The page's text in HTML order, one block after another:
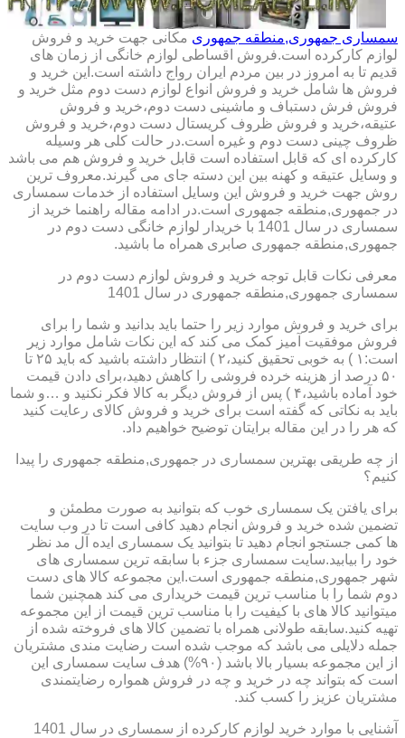
سمساری جمهوری,منطقه جمهوری مکانی جهت خرید و فروش
لوازم کارکرده است.فروش اقساطی لوازم خانگی از زمان های
قدیم تا به امروز در بین مردم ایران رواج داشته است.این خرید و
فروش ها شامل خرید و فروش انواع لوازم دست دوم مثل خرید و
فروش فرش دستباف و ماشینی دست دوم،خرید و فروش
عتیقه،خرید و فروش ظروف کریستال دست دوم،خرید و فروش
ظروف چینی دست دوم و غیره است.در حالت کلی هر وسیله
کارکرده ای که قابل استفاده است قابل خرید و فروش هم می باشد
و وسایل عتیقه و کهنه بین این دسته جای می گیرند.معروف ترین
روش جهت خرید و فروش این وسایل استفاده از خدمات سمساری
در جمهوری,منطقه جمهوری است.در ادامه مقاله راهنما خرید از
سمساری در سال 1401 با خریدار لوازم خانگی دست دوم در
جمهوری,منطقه جمهوری صابری همراه ما باشید.
معرفی نکات قابل توجه خرید و فروش لوازم دست دوم در
سمساری جمهوری,منطقه جمهوری در سال 1401
برای خرید و فروش موارد زیر را حتما باید بدانید و شما را برای
فروش موفقیت آمیز کمک می کند که این نکات شامل موارد زیر
است:۱ ) به خوبی تحقیق کنید،۲ ) انتظار داشته باشید که باید ۲۵ تا
۵۰ درصد از هزینه خرده فروشی را کاهش دهید،برای دادن قیمت
خود آماده باشید،۴ ) پس از فروش دیگر به کالا فکر نکنید و …و شما
باید به نکاتی که گفته است برای خرید و فروش کالای رعایت کنید
که هر را در این مقاله برایتان توضیح خواهیم داد.
از چه طریقی بهترین سمساری در جمهوری,منطقه جمهوری را پیدا
کنیم؟
برای یافتن یک سمساری خوب که بتوانید به صورت مطمئن و
تضمین شده خرید و فروش انجام دهید کافی است تا در وب سایت
ها کمی جستجو انجام دهید تا بتوانید یک سمساری ایده آل مد نظر
خود را بیابید.سایت سمساری جزء با سابقه ترین سمساری های
شهر جمهوری,منطقه جمهوری است.این مجموعه کالا های دست
دوم شما را با مناسب ترین قیمت خریداری می کند همچنین شما
میتوانید کالا های با کیفیت را با مناسب ترین قیمت از این مجموعه
تهیه کنید.سابقه طولانی همراه با تضمین کالا های فروخته شده از
جمله دلایلی می باشد که موجب شده است رضایت مندی مشتریان
از این مجموعه بسیار بالا باشد (۹۰%) هدف سایت سمساری این
است که بتواند چه در خرید و چه در فروش همواره رضایتمندی
مشتریان عزیز را کسب کند.
آشنایی با موارد خرید لوازم کارکرده از سمساری در سال 1401